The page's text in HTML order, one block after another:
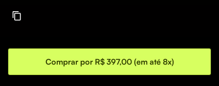
Comprar por R$ 397,00 (em até 8x)